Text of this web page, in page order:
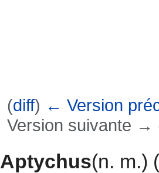
(diff) ← Version
Version suivante →
Aptychus(n. m.)